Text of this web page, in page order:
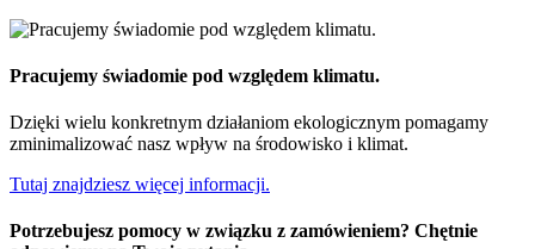
Pracujemy świadomie pod względem klimatu.
Dzięki wielu konkretnym działaniom ekologicznym pomagamy
zminimalizować nasz wpływ na środowisko i klimat.
Tutaj znajdziesz więcej informacji.
Potrzebujesz pomocy w związku z zamówieniem? Chętnie